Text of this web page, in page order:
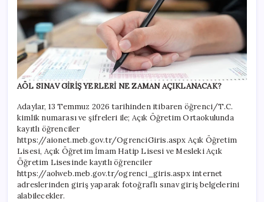
AÖL SINAV GİRİŞ YERLERİ NE ZAMAN AÇIKLANACAK?
Adaylar, 13 Temmuz 2026 tarihinden itibaren öğrenci/T.C.
kimlik numarası ve şifreleri ile; Açık Öğretim Ortaokulunda
kayıtlı öğrenciler
https://aionet.meb.gov.tr/OgrenciGiris.aspx Açık Öğretim
Lisesi, Açık Öğretim İmam Hatip Lisesi ve Mesleki Açık
Öğretim Lisesinde kayıtlı öğrenciler
https://aolweb.meb.gov.tr/ogrenci_giris.aspx internet
adreslerinden giriş yaparak fotoğraflı sınav giriş belgelerini
alabilecekler.